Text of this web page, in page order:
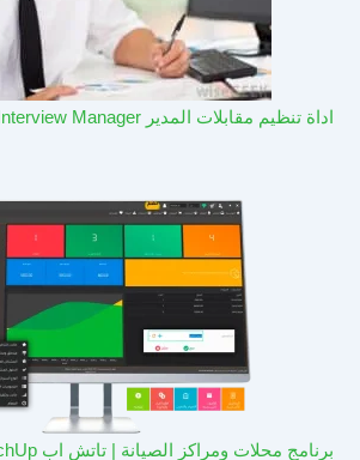
اداة تنظيم مقابلات المدير Interview Manager
برنامج محلات ومراكز الصيانة | تاتش اب TouchUp